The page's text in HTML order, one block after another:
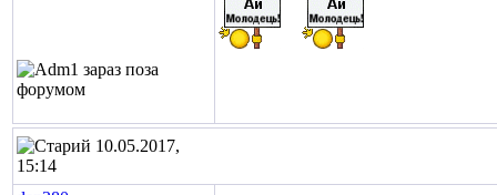
10.05.2017,
15:14